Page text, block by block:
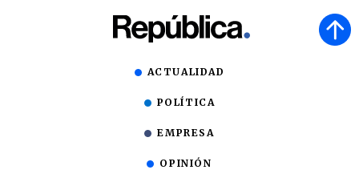
ACTUALIDAD
POLÍTICA
EMPRESA
OPINIÓN